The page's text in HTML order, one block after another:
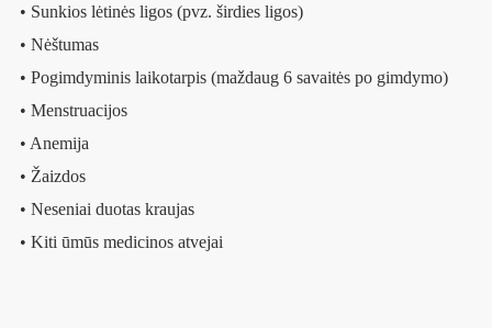
• Sunkios lėtinės ligos (pvz. širdies ligos)
• Nėštumas
• Pogimdyminis laikotarpis (maždaug 6 savaitės po gimdymo)
• Menstruacijos
• Anemija
• Žaizdos
• Neseniai duotas kraujas
• Kiti ūmūs medicinos atvejai